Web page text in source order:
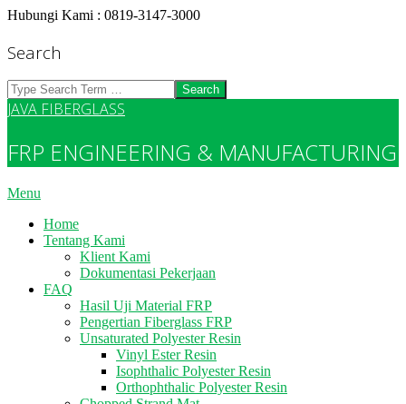
Skip
content
Hubungi Kami : 0819-3147-3000
Search
Search
JAVA FIBERGLASS
FRP ENGINEERING & MANUFACTURING
Primary
Menu
Menu
Home
Tentang Kami
Klient Kami
Dokumentasi Pekerjaan
FAQ
Hasil Uji Material FRP
Pengertian Fiberglass FRP
Unsaturated Polyester Resin
Vinyl Ester Resin
Isophthalic Polyester Resin
Orthophthalic Polyester Resin